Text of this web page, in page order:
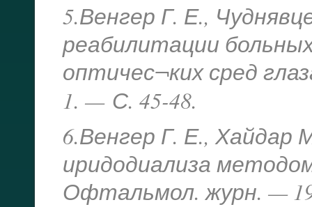
5.Венгер Г. Е.,
реабилитации
оптичес¬ких сред
1. — С. 45-48.
6.Венгер Г. Е.,
иридодиализа
Офтальмол. журн. —